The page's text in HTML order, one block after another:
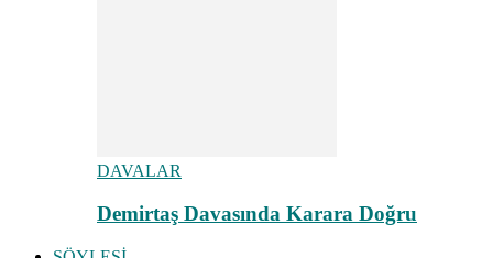
DAVALAR
Demirtaş Davasında Karara Doğru